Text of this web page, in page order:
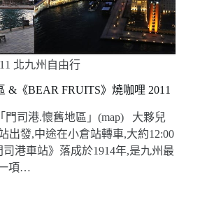
北九州自由行
&《BEAR FRUITS》燒咖哩 2011
門司港.懷舊地區」(map) 大夥兒
出發,中途在小倉站轉車,大約12:00
港車站》落成於1914年,是九州最
項…